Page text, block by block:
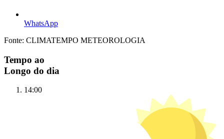
WhatsApp
Fonte: CLIMATEMPO METEOROLOGIA
Tempo ao
Longo do dia
14:00